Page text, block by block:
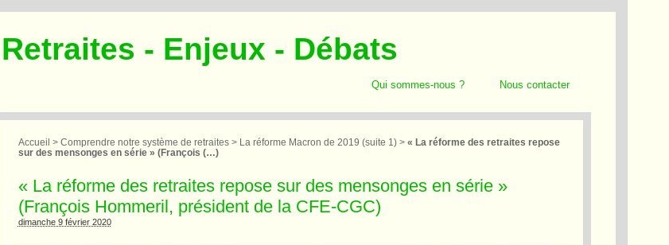
Retraites - Enjeux - Débats
Qui sommes-nous ? Nous contacter
Accueil > Comprendre notre système de retraites> La réforme Macron de 2019 (suite 1)> « La réforme des retraites repose
sur des mensonges en série » (François (…)
« La réforme des retraites repose sur des mensonges en série »
(François Hommeril, président de la CFE-CGC)
dimanche 9 février 2020